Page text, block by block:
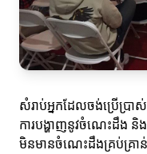
សំរាប់អ្នកដែលចង់ប្រើប្រ
ការបង្ហាញនូវចំណេះដឹង
មិនមានចំណេះដឹងគ្រប់គ្រា